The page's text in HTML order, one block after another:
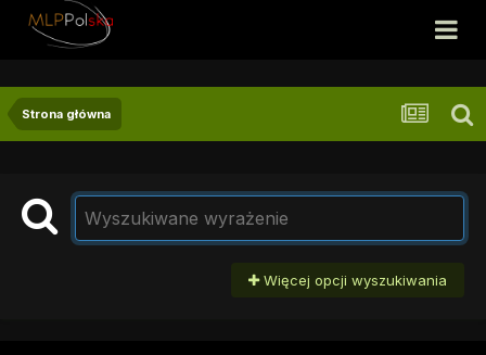
Strona główna
Więcej opcji wyszukiwania